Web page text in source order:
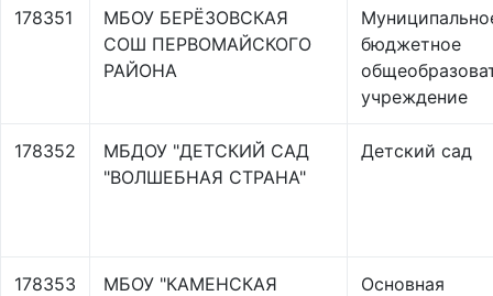
178351
МБОУ БЕРЁЗОВСКАЯ
СОШ ПЕРВОМАЙСКОГО
РАЙОНА
бюджетное
учреждение
178352
МБДОУ "ДЕТСКИЙ САД
"ВОЛШЕБНАЯ СТРАНА"
Детский сад
178353
МБОУ "КАМЕНСКАЯ
Основная